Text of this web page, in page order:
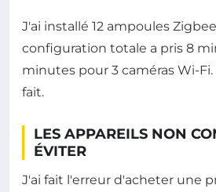
J'ai installé 12 ampoules
configuration totale a pris 8
minutes pour 3 caméras Wi-
fait.
LES APPAREILS NON
ÉVITER
J'ai fait l'erreur d'acheter une